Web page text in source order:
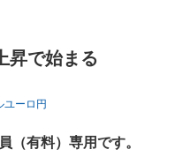
昇で始まる
ユーロ円
（有料）専用です。